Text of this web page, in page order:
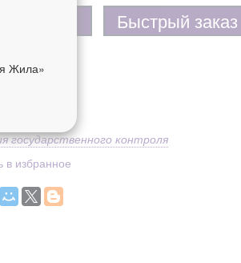
Быстрый заказ
вес
государственного контроля
в избранное
Жила»